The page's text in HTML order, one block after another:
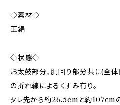
◇素材◇
正絹
◇状態◇
お太鼓部分、胴回り部分共に(全
の折れ線によるくすみ有り。
タレ先から約26.5cmと約107cm